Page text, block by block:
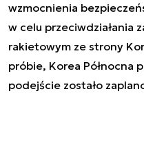
wzmocnienia
w celu przeciwdziałania
rakietowym ze strony
próbie, Korea Północna
podejście zostało